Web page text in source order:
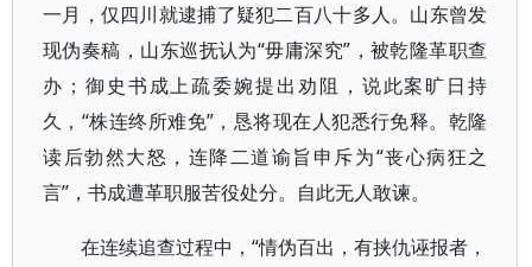
一月，仅四川就逮捕了疑犯二百八十多人。山东曾发
现伪奏稿，山东巡抚认为“毋庸深究”，被乾隆革职查
办；御史书成上疏委婉提出劝阻，说此案旷日持
久，“株连终所难免”，恳将现在人犯悉行免释。乾隆
读后勃然大怒，连降二道谕旨申斥为“丧心病狂之
言”，书成遭革职服苦役处分。自此无人敢谏。
在连续追查过程中，“情伪百出，有挟仇诬报者，